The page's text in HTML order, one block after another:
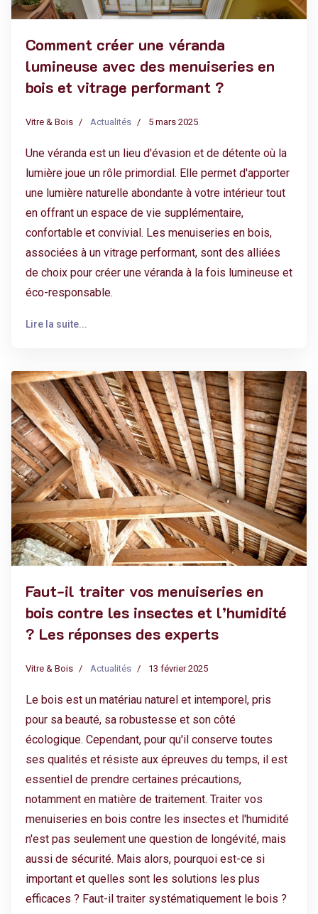
Comment créer une véranda
lumineuse avec des menuiseries en
bois et vitrage performant ?
Vitre & Bois Actualités 5 mars 2025
Une véranda est un lieu d'évasion et de détente où la
lumière joue un rôle primordial. Elle permet d'apporter
une lumière naturelle abondante à votre intérieur tout
en offrant un espace de vie supplémentaire,
confortable et convivial. Les menuiseries en bois,
associées à un vitrage performant, sont des alliées
de choix pour créer une véranda à la fois lumineuse et
éco-responsable.
Lire la suite...
Faut-il traiter vos menuiseries en
bois contre les insectes et l’humidité
? Les réponses des experts
Vitre & Bois Actualités 13 février 2025
Le bois est un matériau naturel et intemporel, pris
pour sa beauté, sa robustesse et son côté
écologique. Cependant, pour qu'il conserve toutes
ses qualités et résiste aux épreuves du temps, il est
essentiel de prendre certaines précautions,
notamment en matière de traitement. Traiter vos
menuiseries en bois contre les insectes et l'humidité
n'est pas seulement une question de longévité, mais
aussi de sécurité. Mais alors, pourquoi est-ce si
important et quelles sont les solutions les plus
efficaces ? Faut-il traiter systématiquement le bois ?